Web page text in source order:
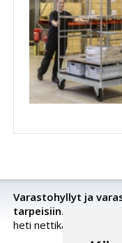
Varastohyllyt ja
tarpeisiin.
Tutustu
heti nettikaupastamme.